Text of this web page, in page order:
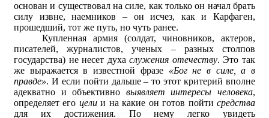
основан и существовал на силе, как только он начал брать
силу извне, наемников – он исчез, как и Карфаген,
прошедший, тот же путь, но чуть ранее.
Купленная армия (солдат, чиновников, актеров,
писателей, журналистов, ученых – разных столпов
государства) не несет духаслужения отечеству. Это так
же выражается в известной фразе «Бог не в силе, а в
правде». И если пойти дальше – то этот критерий вполне
адекватно и объективно выявляет интересы человека,
определяет его целии на какие он готов пойтисредства
для их достижения. По нему легко увидеть